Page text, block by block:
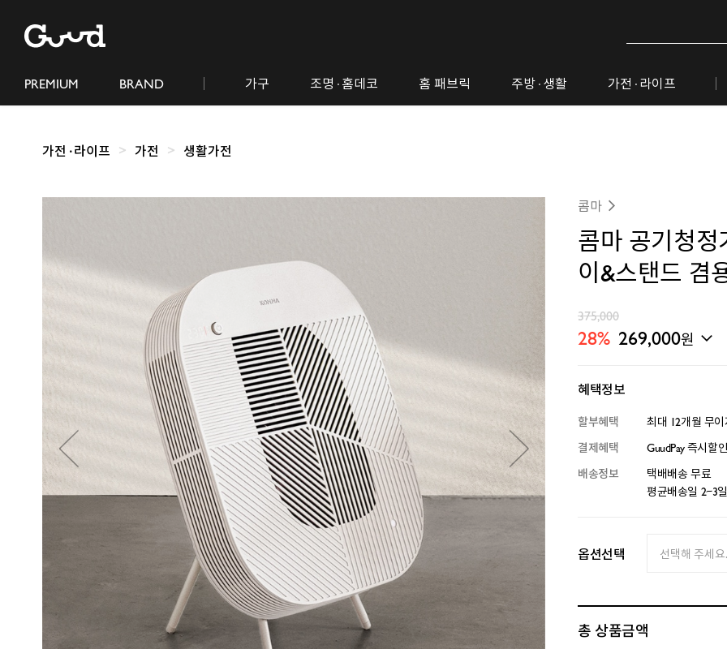
PREMIUM BRAND 가구 조명· 홈데코 홈 패브릭 주방· 생활 가전· 라이프
가전· 라이프 가전 생활가전
세
미
콤마
콤마 공기청정
이&스탠드 겸
375,000
28% 269,000원
혜택정보
할부혜택
최대 12개월 무
결제혜택
GuudPay 즉시할
배송정보
택배배송 무료
평균배송일 2~3일
옵션선택
총 상품금액